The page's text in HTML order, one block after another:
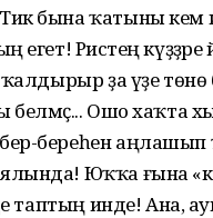
бына ҡатыны кем
Рәистең күҙҙәре
ҡалдырыр ҙа үҙе
белмәҫ... Ошо
береһен аңлашып
Юҡҡа ғына «күп
таптың инде! Ана,